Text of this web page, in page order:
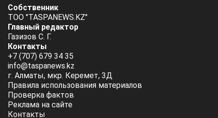
Собственник
ТОО "TASPANEWS.KZ"
Главный редактор
Газизов С. Г.
Контакты
+7 (707) 679 34 35
info@taspanews.kz
г. Алматы, мкр. Керемет, 3Д
Правила использования материалов
Проверка фактов
Реклама на сайте
Контакты